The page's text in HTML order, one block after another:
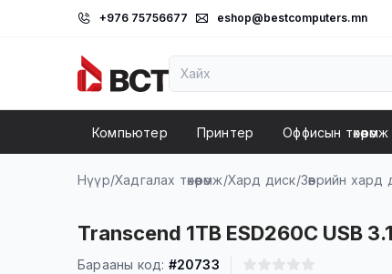
+976 75756677 eshop@bestcomputers.mn
Компьютер Принтер Оффисын төхөөрөмж
Нүүр/Хадгалах төхөөрөмж/Хард диск/Зөөврийн хард
Transcend 1TB ESD260C USB
Барааны код: #20733